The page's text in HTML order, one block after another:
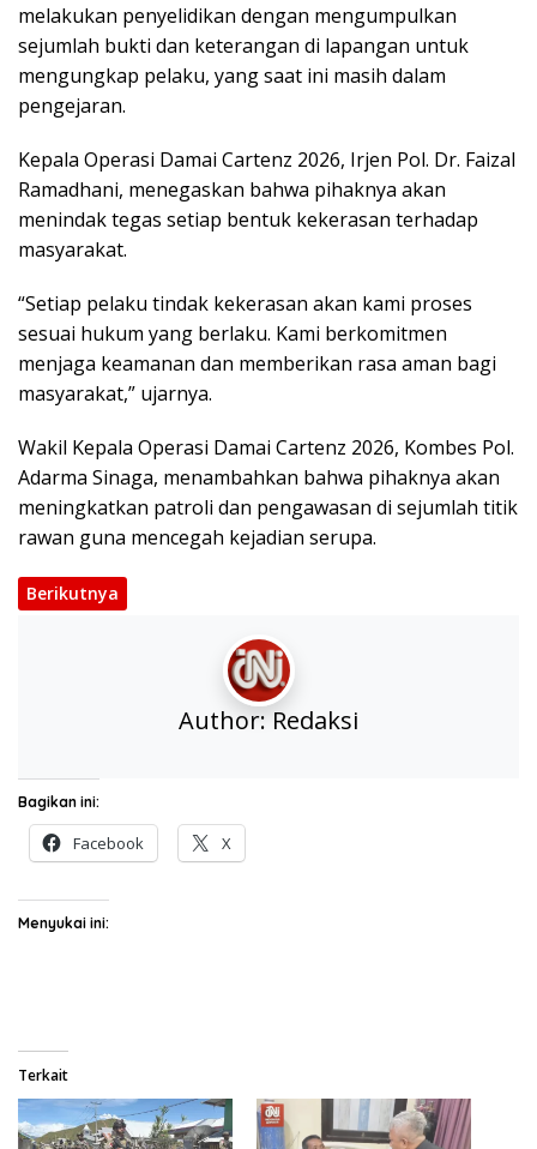
melakukan penyelidikan dengan mengumpulkan
sejumlah bukti dan keterangan di lapangan untuk
mengungkap pelaku, yang saat ini masih dalam
pengejaran.
Kepala Operasi Damai Cartenz 2026, Irjen Pol. Dr. Faizal
Ramadhani, menegaskan bahwa pihaknya akan
menindak tegas setiap bentuk kekerasan terhadap
masyarakat.
“Setiap pelaku tindak kekerasan akan kami proses
sesuai hukum yang berlaku. Kami berkomitmen
menjaga keamanan dan memberikan rasa aman bagi
masyarakat,” ujarnya.
Wakil Kepala Operasi Damai Cartenz 2026, Kombes Pol.
Adarma Sinaga, menambahkan bahwa pihaknya akan
meningkatkan patroli dan pengawasan di sejumlah titik
rawan guna mencegah kejadian serupa.
Berikutnya
Author:Redaksi
Bagikan ini:
Facebook X
Menyukai ini:
Terkait